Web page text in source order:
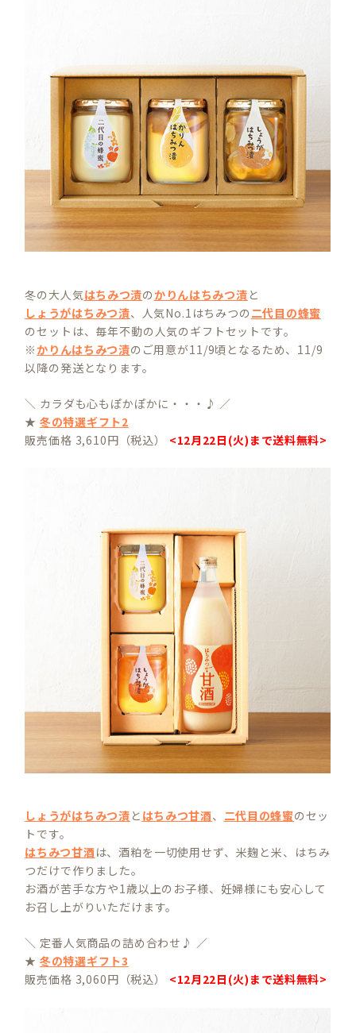
冬の大人気はちみつ漬の かりんはちみつ漬 と
しょうがはちみつ漬、人気No.1はちみつの 二代目の蜂蜜
のセットは、毎年不動の人気のギフトセットです。
※ かりんはちみつ漬のご用意が11/9頃となるため、11/9
以降の発送となります。
＼ カラダも心もぽかぽかに・・・♪ ／
★冬の特選ギフト2
販売価格 3,610円（税込） <12月22日(火)まで送料無料>
しょうがはちみつ漬 と はちみつ甘酒、 二代目の蜂蜜のセッ
トです。
はちみつ甘酒は、酒粕を一切使用せず、米麹と米、はちみ
つだけで作りました。
お酒が苦手な方や1歳以上のお子様、妊婦様にも安心して
お召し上がりいただけます。
＼ 定番人気商品の詰め合わせ♪ ／
★冬の特選ギフト3
販売価格 3,060円（税込） <12月22日(火)まで送料無料>